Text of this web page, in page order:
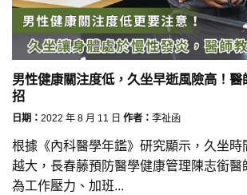
男性健康關注度低，久坐早逝風險高！醫
招
日期： 2022 年 8 月 11 日 作者： 李祉函
根據《內科醫學年鑑》研究顯示，久坐時
越大，長春藤預防醫學健康管理陳志銜醫
為工作壓力、加班...